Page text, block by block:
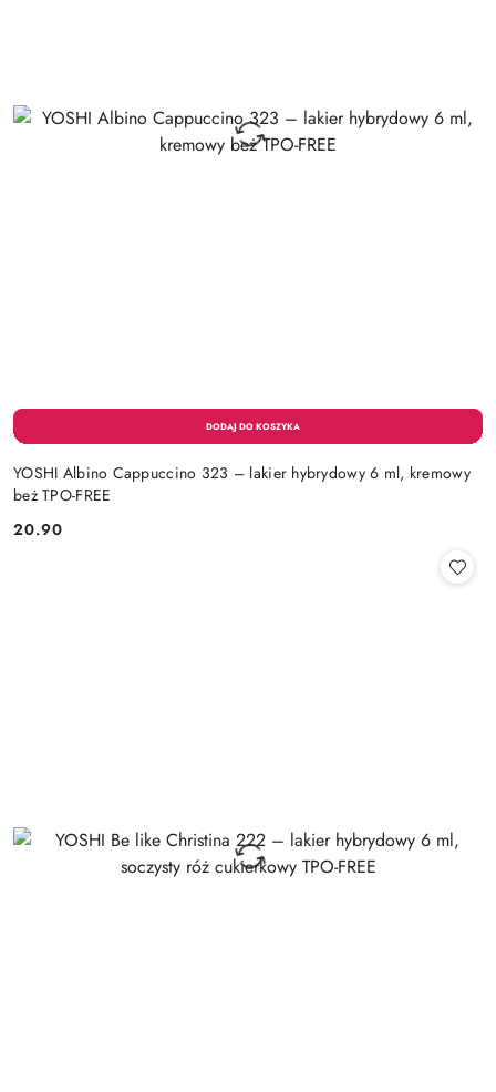
YOSHI Albino Cappuccino 323 – lakier hybrydowy 6 ml, kremowy
beż TPO-FREE
Cena:
20.90